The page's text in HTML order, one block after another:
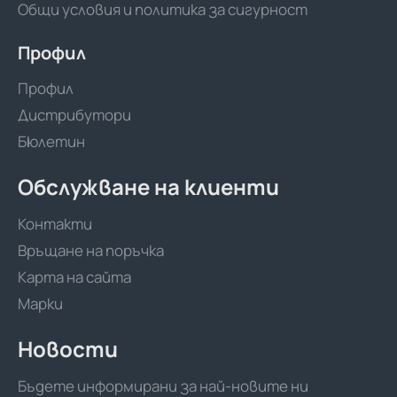
Общи условия и политика за сигурност
Профил
Профил
Дистрибутори
Бюлетин
Обслужване на клиенти
Контакти
Връщане на поръчка
Карта на сайта
Марки
Новости
Бъдете информирани за най-новите ни